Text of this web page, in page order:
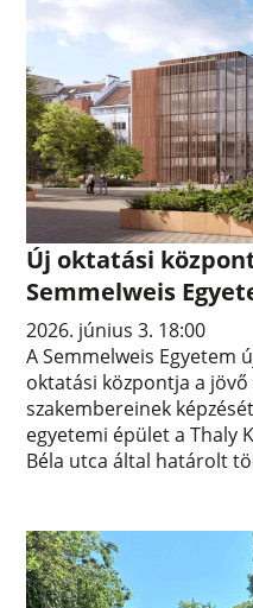
Új oktatási
Semmelweis
2026. június 3. 18:00
A Semmelweis Egyetem
oktatási központja a jövő
szakembereinek
egyetemi épület a Thaly
Béla utca által határolt